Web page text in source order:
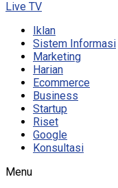
Live TV
Iklan
Sistem Informasi
Marketing
Harian
Ecommerce
Business
Startup
Riset
Google
Konsultasi
Menu